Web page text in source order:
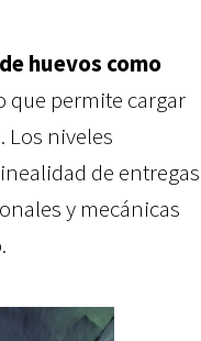
huevos como
que permite cargar
Los niveles
de entregas
y mecánicas